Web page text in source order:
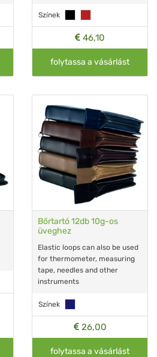
Színek
46,10
folytassa a vásárlást
Bőrtartó 12db 10g-os
üveghez
Elastic loops can also be used
for thermometer, measuring
tape, needles and other
instruments
Színek
26,00
folytassa a vásárlást